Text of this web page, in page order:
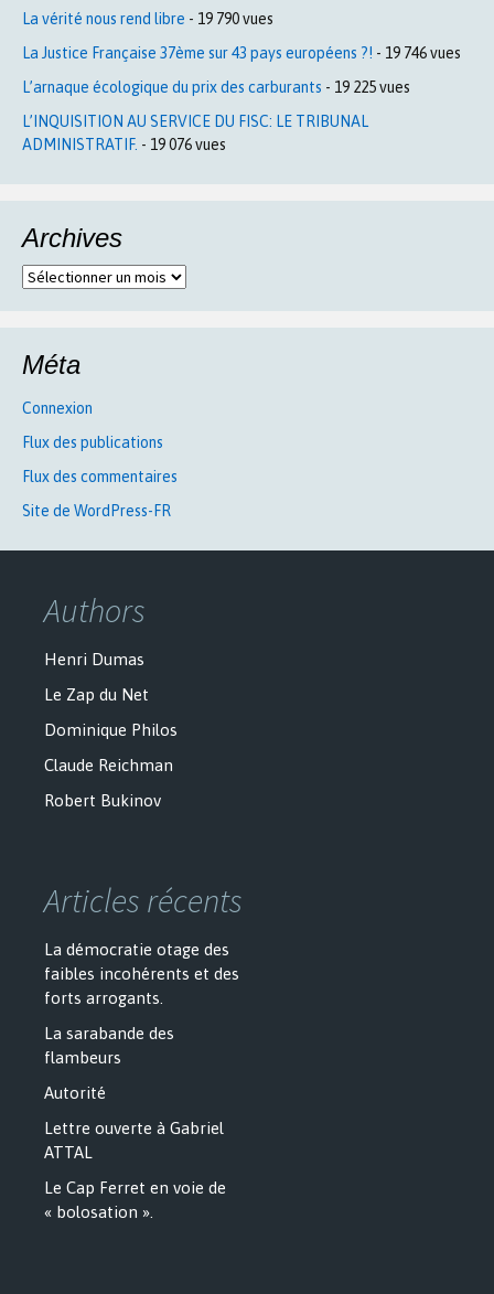
La vérité nous rend libre - 19 790 vues
La Justice Française 37ème sur 43 pays européens ?! - 19 746 vues
L’arnaque écologique du prix des carburants - 19 225 vues
L’INQUISITION AU SERVICE DU FISC: LE TRIBUNAL
ADMINISTRATIF. - 19 076 vues
Archives
Archives
Méta
Connexion
Flux des publications
Flux des commentaires
Site de WordPress-FR
Authors
Henri Dumas
Le Zap du Net
Dominique Philos
Claude Reichman
Robert Bukinov
Articles récents
La démocratie otage des
faibles incohérents et des
forts arrogants.
La sarabande des
flambeurs
Autorité
Lettre ouverte à Gabriel
ATTAL
Le Cap Ferret en voie de
« bolosation ».